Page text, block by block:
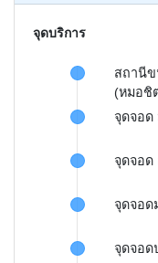
จุดบริการ
สถานีข
(หมอชิ
จุดจอด
จุดจอด
จุดจอด
จุดจอด